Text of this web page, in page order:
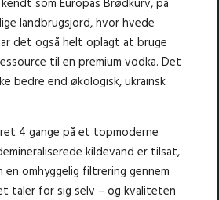
som Europas Brødkurv, på
landbrugsjord, hvor hvede
det også helt oplagt at bruge
til en premium vodka. Det
bedre end økologisk, ukrainsk
4 gange på et topmoderne
kildevand er tilsat,
en omhyggelig filtrering gennem
taler for sig selv – og kvaliteten